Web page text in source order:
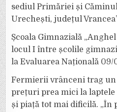
sediul Primăriei și
Urechești, județul
Școala Gimnazială
locul I între școlile
la Evaluarea Națională 09/
Fermierii vrânceni trag un
prețuri prea mici la
și piață tot mai dificilă. „În